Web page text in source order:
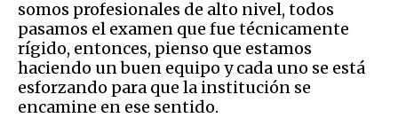
somos profesionales de alto nivel, todos
pasamos el examen que fue técnicamente
rígido, entonces, pienso que estamos
haciendo un buen equipo y cada uno se está
esforzando para que la institución se
encamine en ese sentido.